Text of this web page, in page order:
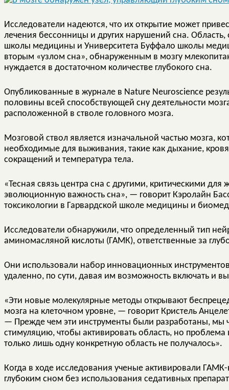
Исследователи надеются, что их открытие может
лечения бессонницы и других нарушений сна.
школы медицины и Университета Буффало школы
вторым «узлом сна», обнаруженным в мозгу
нуждается в достаточном количестве глубокого сна.
Опубликованные в журнале в Nature Neuroscience
половины всей способствующей сну деятельности
расположенной в стволе головного мозга.
Мозговой ствол является изначальной частью мозга,
необходимые для выживания, такие как дыхание,
сокращений и температура тела.
«Тесная связь центра сна с другими, критическими
эволюционную важность сна», — говорит Кэролайн
токсикологии в Гарвардской школе медицины и
Исследователи обнаружили, что определенный тип
аминомасляной кислоты (ГАМК), ответственные за
Они использовали набор инновационных
удаленно, по сути, давая им возможность включать и
«Эти новые молекулярные методы открывают
мозга на клеточном уровне, — говорит Кристель
— Прежде чем эти инструменты были разработаны, мы
стимуляцию, чтобы активировать область, но
только лишь одну конкретную область не получалось».
Когда в ходе исследования ученые активировали
глубоким сном без использования седативных